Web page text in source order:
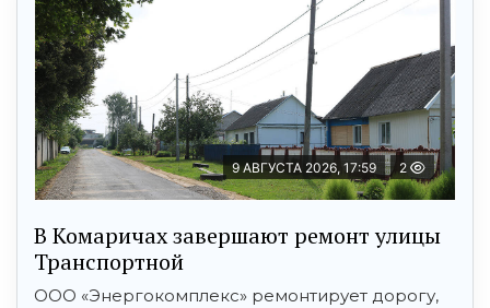
9 АВГУСТА 2026, 17:59 2
В Комаричах завершают ремонт улицы
Транспортной
ООО «Энергокомплекс» ремонтирует дорогу,